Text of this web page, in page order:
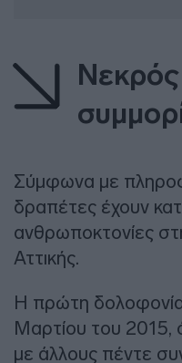
Σύμφωνα με
δραπέτες έχουν
ανθρωποκτονίες
Αττικής.
Η πρώτη
Μαρτίου του 2015,
με άλλους πέντε